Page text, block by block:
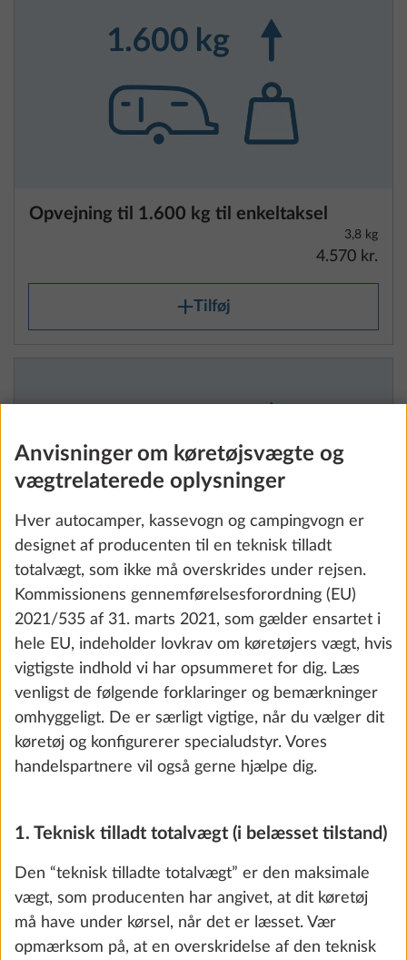
Opvejning til 1.600 kg til enkeltaksel
3,8 kg
4.570 kr.
Tilføj
Opvejning med teknisk ændring for køretøj
med enkeltaksel til 1.800 kg
25,5 kg
4.570 kr.
Tilføj
Anvisninger om køretøjsvægte og
vægtrelaterede oplysninger
Hver autocamper, kassevogn og campingvogn er
designet af producenten til en teknisk tilladt
totalvægt, som ikke må overskrides under rejsen.
Kommissionens gennemførelsesforordning (EU)
2021/535 af 31. marts 2021, som gælder ensartet i
hele EU, indeholder lovkrav om køretøjers vægt, hvis
vigtigste indhold vi har opsummeret for dig. Læs
venligst de følgende forklaringer og bemærkninger
omhyggeligt. De er særligt vigtige, når du vælger dit
køretøj og konfigurerer specialudstyr. Vores
handelspartnere vil også gerne hjælpe dig.
1. Teknisk tilladt totalvægt (i belæsset tilstand)
Den “teknisk tilladte totalvægt” er den maksimale
vægt, som producenten har angivet, at dit køretøj
må have under kørsel, når det er læsset. Vær
opmærksom på, at en overskridelse af den teknisk